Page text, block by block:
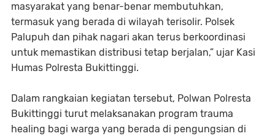
masyarakat yang benar-benar membutuhkan,
termasuk yang berada di wilayah terisolir. Polsek
Palupuh dan pihak nagari akan terus berkoordinasi
untuk memastikan distribusi tetap berjalan,” ujar Kasi
Humas Polresta Bukittinggi.
Dalam rangkaian kegiatan tersebut, Polwan Polresta
Bukittinggi turut melaksanakan program trauma
healing bagi warga yang berada di pengungsian di